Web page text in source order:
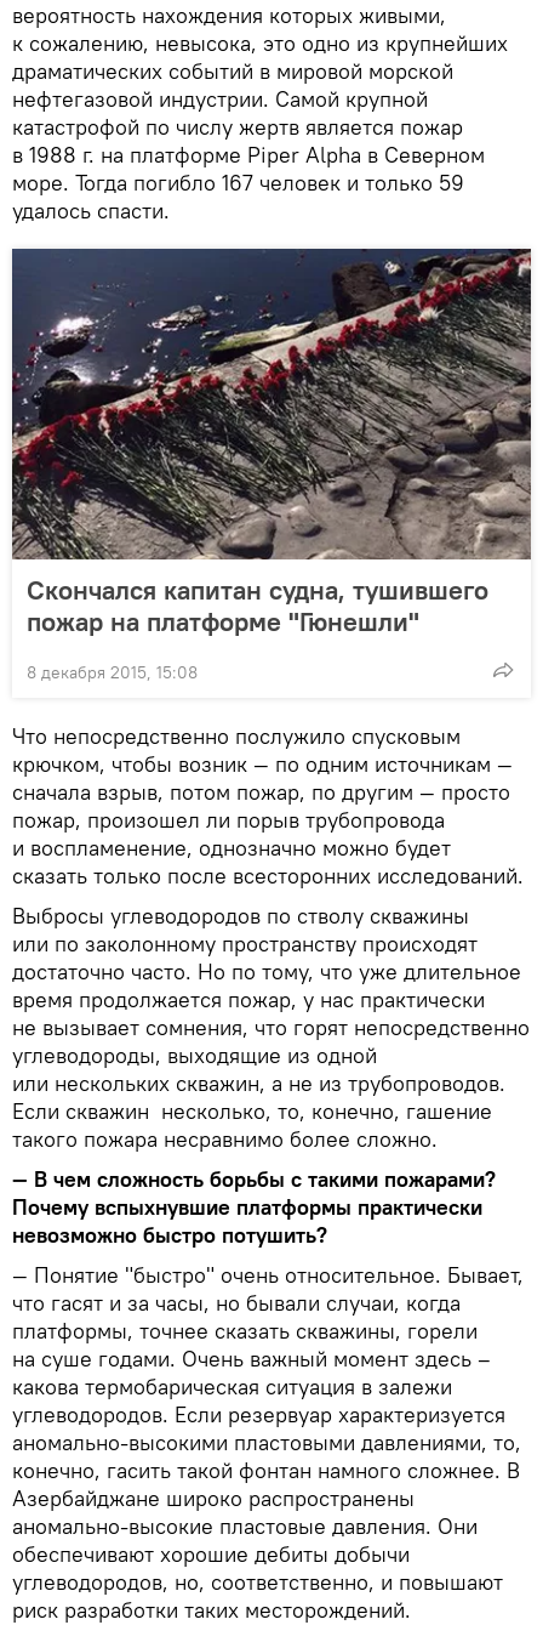
вероятность нахождения которых живыми,
к сожалению, невысока, это одно из крупнейших
драматических событий в мировой морской
нефтегазовой индустрии. Самой крупной
катастрофой по числу жертв является пожар
в 1988 г. на платформе Piper Alpha в Северном
море. Тогда погибло 167 человек и только 59
удалось спасти.
Скончался капитан судна, тушившего
пожар на платформе "Гюнешли"
8 декабря 2015, 15:08
Что непосредственно послужило спусковым
крючком, чтобы возник — по одним источникам —
сначала взрыв, потом пожар, по другим — просто
пожар, произошел ли порыв трубопровода
и воспламенение, однозначно можно будет
сказать только после всесторонних исследований.
Выбросы углеводородов по стволу скважины
или по заколонному пространству происходят
достаточно часто. Но по тому, что уже длительное
время продолжается пожар, у нас практически
не вызывает сомнения, что горят непосредственно
углеводороды, выходящие из одной
или нескольких скважин, а не из трубопроводов.
Если скважин несколько, то, конечно, гашение
такого пожара несравнимо более сложно.
— В чем сложность борьбы с такими пожарами?
Почему вспыхнувшие платформы практически
невозможно быстро потушить?
— Понятие "быстро" очень относительное. Бывает,
что гасят и за часы, но бывали случаи, когда
платформы, точнее сказать скважины, горели
на суше годами. Очень важный момент здесь –
какова термобарическая ситуация в залежи
углеводородов. Если резервуар характеризуется
аномально-высокими пластовыми давлениями, то,
конечно, гасить такой фонтан намного сложнее. В
Азербайджане широко распространены
аномально-высокие пластовые давления. Они
обеспечивают хорошие дебиты добычи
углеводородов, но, соответственно, и повышают
риск разработки таких месторождений.